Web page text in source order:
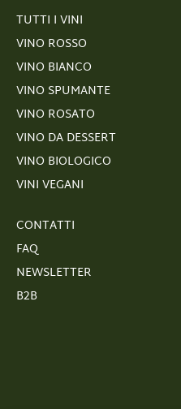
TUTTI I VINI
VINO ROSSO
VINO BIANCO
VINO SPUMANTE
VINO ROSATO
VINO DA DESSERT
VINO BIOLOGICO
VINI VEGANI
CONTATTI
FAQ
NEWSLETTER
B2B